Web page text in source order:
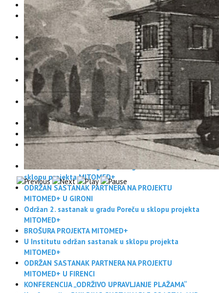
KONFERENCIJA ZA MEDIJE - MITOMED+
Održan sastanak s predstavnicima Grada Labina u
sklopu projekta MITOMED+
Održan sastanak u gradu Novigradu u sklopu projekta
MITOMED+
Održan 2. sastanak u gradu Labinu u sklopu projekta
MITOMED+
Održan sastanak u Gradu Poreču u sklopu projekta
MITOMED+
ODRŽAN SASTANAK PARTNERA NA PROJEKTU
MITOMED+ NA CIPRU
JAVNI POZIV ZA PROVEDBU ANKETIRANJA
NOVA WEB STRANICA PROJEKTA MITOMED +
Održan 3. sastanak u gradu Labinu u sklopu projekta
MITOMED+
Održan 2. sastanak u gradu Novigradu – Cittanova u
sklopu projekta MITOMED+
ODRŽAN SASTANAK PARTNERA NA PROJEKTU
MITOMED+ U GIRONI
Održan 2. sastanak u gradu Poreču u sklopu projekta
MITOMED+
BROŠURA PROJEKTA MITOMED+
U Institutu održan sastanak u sklopu projekta
MITOMED+
ODRŽAN SASTANAK PARTNERA NA PROJEKTU
MITOMED+ U FIRENCI
KONFERENCIJA „ODRŽIVO UPRAVLJANJE PLAŽAMA“